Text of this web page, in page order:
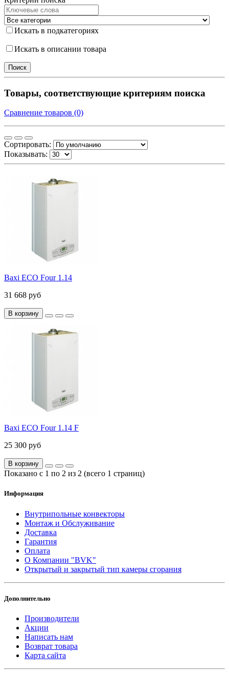
Искать в подкатегориях
Искать в описании товара
Товары, соответствующие критериям поиска
Сравнение товаров (0)
Сортировать:
Показывать:
Baxi ECO Four 1.14
31 668 руб
В корзину
Baxi ECO Four 1.14 F
25 300 руб
В корзину
Показано с 1 по 2 из 2 (всего 1 страниц)
Информация
Внутрипольные конвекторы
Монтаж и Обслуживание
Доставка
Гарантия
Оплата
О Компании "BVK"
Открытый и закрытый тип камеры сгорания
Дополнительно
Производители
Акции
Написать нам
Возврат товара
Карта сайта